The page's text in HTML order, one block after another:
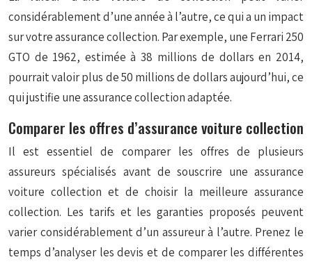
considérablement d’une année à l’autre, ce qui a un impact
sur votre assurance collection. Par exemple, une Ferrari 250
GTO de 1962, estimée à 38 millions de dollars en 2014,
pourrait valoir plus de 50 millions de dollars aujourd’hui, ce
qui justifie une assurance collection adaptée.
Comparer les offres d’assurance voiture collection
Il est essentiel de comparer les offres de plusieurs
assureurs spécialisés avant de souscrire une assurance
voiture collection et de choisir la meilleure assurance
collection. Les tarifs et les garanties proposés peuvent
varier considérablement d’un assureur à l’autre. Prenez le
temps d’analyser les devis et de comparer les différentes